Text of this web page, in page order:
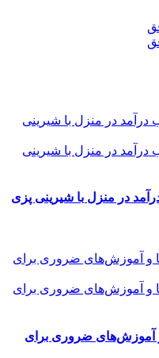
در منزل با شیرینی پزی
آموزش‌های ضروری برای